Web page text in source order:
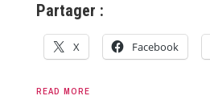
Partager :
X Facebook
READ MORE